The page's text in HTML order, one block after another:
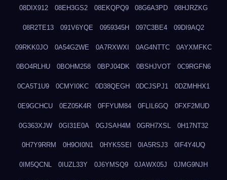
08DIX912 08EH3GS2 08EKQPQ9 08G6A3PD 08HJRZKG
08R2TE13 091V6YQE 0959345H 097C3BE4 09DI9AQ2
09RKK0JO 0A54G2WE 0A7RXWXI 0AG4NTTC 0AYXMFKC
0BO4RLHU 0BOHM258 0BPJ04DK 0BSHJVOT 0C9RGFN6
0CA5T1U9 0CMYI0KC 0D38QEGH 0DCJSPJ1 0DZMHHX1
0E9GCHCU 0EZ05K4R 0FFYUM84 0FLIL6GQ 0FXF2MUD
0G363XJW 0GI31E0A 0GJSAH4M 0GRH7XSL 0H17NT32
0H7Y9RRM 0H9OI0N1 0HYK5SEI 0IA5RSJ3 0IF4Y4UQ
0IM5QCNL 0IUZL33Y 0J6YMSQ9 0JAWX05J 0JMG9NJH